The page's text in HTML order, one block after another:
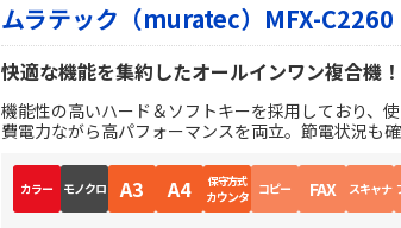
ムラテック（muratec）MFX-C2260
快適な機能を集約したオールインワン複合機！
機能性の高いハード＆ソフトキーを採用しており、
費電力ながら高パフォーマンスを両立。節電状況も
カラー モノクロ A3 A4 保守方式
カウンタ コピー FAX スキャナ